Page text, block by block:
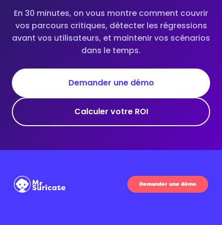
En 30 minutes, on vous montre comment couvrir
vos parcours critiques, détecter les régressions
avant vos utilisateurs, et maintenir vos scénarios
dans le temps.
Demander une démo
Calculer votre ROI
Demander une démo